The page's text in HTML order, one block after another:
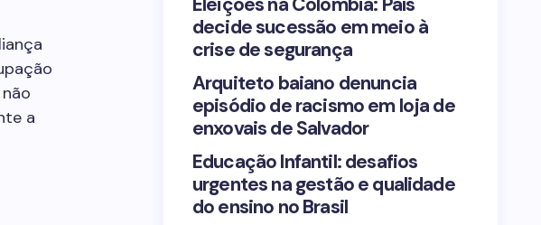
a
decide sucessão em meio à
crise de segurança
Arquiteto baiano denuncia
episódio de racismo em loja de
enxovais de Salvador
Educação Infantil: desafios
urgentes na gestão e qualidade
do ensino no Brasil